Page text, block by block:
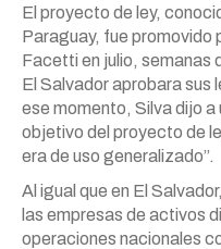
El proyecto de ley,
Paraguay, fue promovido
Facetti en julio, semanas
El Salvador aprobara sus
ese momento, Silva dijo a
objetivo del proyecto de
era de uso generalizado”.
Al igual que en El
las empresas de activos
operaciones nacionales